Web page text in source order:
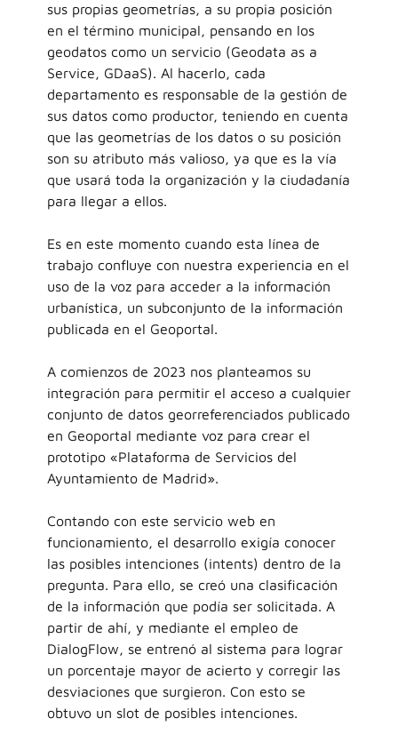
sus propias geometrías, a su propia posición
en el término municipal, pensando en los
geodatos como un servicio (Geodata as a
Service, GDaaS). Al hacerlo, cada
departamento es responsable de la gestión de
sus datos como productor, teniendo en cuenta
que las geometrías de los datos o su posición
son su atributo más valioso, ya que es la vía
que usará toda la organización y la ciudadanía
para llegar a ellos.
Es en este momento cuando esta línea de
trabajo confluye con nuestra experiencia en el
uso de la voz para acceder a la información
urbanística, un subconjunto de la información
publicada en el Geoportal.
A comienzos de 2023 nos planteamos su
integración para permitir el acceso a cualquier
conjunto de datos georreferenciados publicado
en Geoportal mediante voz para crear el
prototipo «Plataforma de Servicios del
Ayuntamiento de Madrid».
Contando con este servicio web en
funcionamiento, el desarrollo exigía conocer
las posibles intenciones (intents) dentro de la
pregunta. Para ello, se creó una clasificación
de la información que podía ser solicitada. A
partir de ahí, y mediante el empleo de
DialogFlow, se entrenó al sistema para lograr
un porcentaje mayor de acierto y corregir las
desviaciones que surgieron. Con esto se
obtuvo un slot de posibles intenciones.